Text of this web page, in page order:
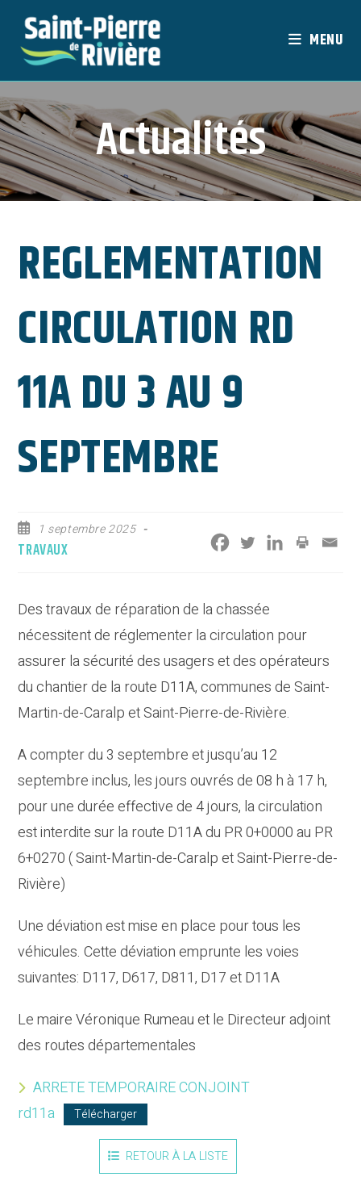
content
MENU
Actualités
REGLEMENTATION
CIRCULATION RD
11A DU 3 AU 9
SEPTEMBRE
Publication
publiée :
1 septembre 2025
Post
TRAVAUX
Des travaux de réparation de la chassée
nécessitent de réglementer la circulation pour
assurer la sécurité des usagers et des opérateurs
du chantier de la route D11A, communes de Saint-
Martin-de-Caralp et Saint-Pierre-de-Rivière.
A compter du 3 septembre et jusqu’au 12
septembre inclus, les jours ouvrés de 08 h à 17 h,
pour une durée effective de 4 jours, la circulation
est interdite sur la route D11A du PR 0+0000 au PR
6+0270 ( Saint-Martin-de-Caralp et Saint-Pierre-de-
Rivière)
Une déviation est mise en place pour tous les
véhicules. Cette déviation emprunte les voies
suivantes: D117, D617, D811, D17 et D11A
Le maire Véronique Rumeau et le Directeur adjoint
des routes départementales
ARRETE TEMPORAIRE CONJOINT
rd11a
Télécharger
RETOUR À LA LISTE